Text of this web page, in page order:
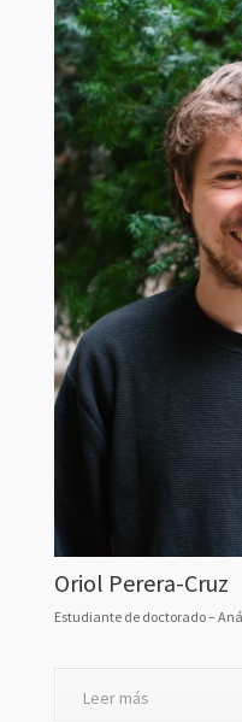
Oriol Perera-Cruz
Estudiante de doctorado –
Leer más